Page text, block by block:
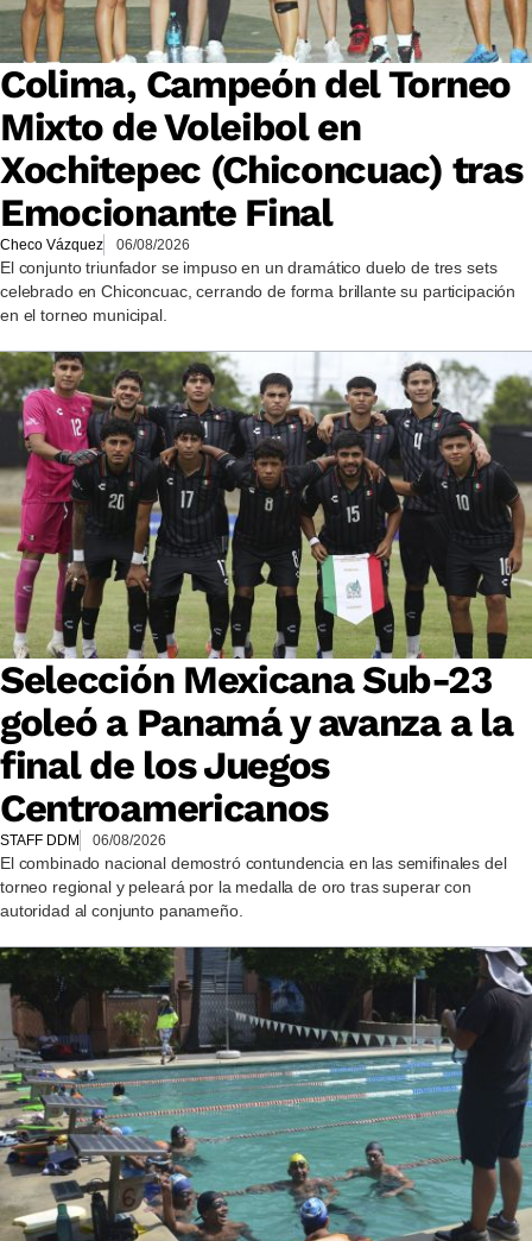
Colima, Campeón del Torneo
Mixto de Voleibol en
Xochitepec (Chiconcuac) tras
Emocionante Final
Checo Vázquez 06/08/2026
El conjunto triunfador se impuso en un dramático duelo de tres sets
celebrado en Chiconcuac, cerrando de forma brillante su participación
en el torneo municipal.
Selección Mexicana Sub-23
goleó a Panamá y avanza a la
final de los Juegos
Centroamericanos
STAFF DDM 06/08/2026
El combinado nacional demostró contundencia en las semifinales del
torneo regional y peleará por la medalla de oro tras superar con
autoridad al conjunto panameño.